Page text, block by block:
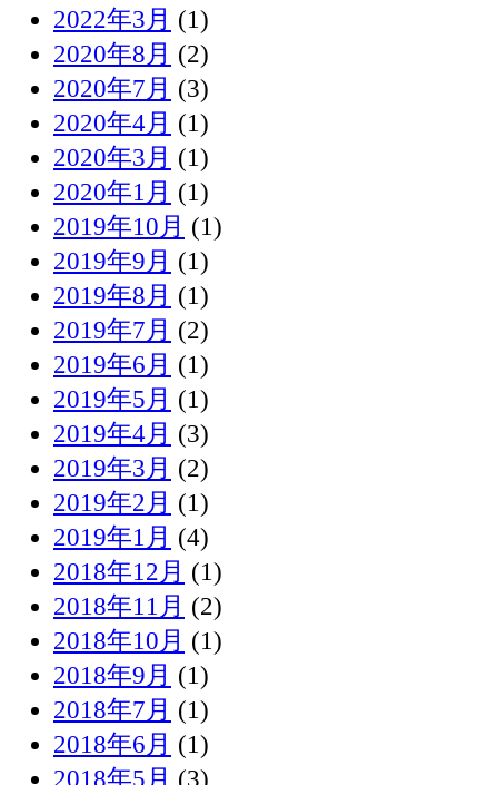
2022年3月 (1)
2020年8月 (2)
2020年7月 (3)
2020年4月 (1)
2020年3月 (1)
2020年1月 (1)
2019年10月 (1)
2019年9月 (1)
2019年8月 (1)
2019年7月 (2)
2019年6月 (1)
2019年5月 (1)
2019年4月 (3)
2019年3月 (2)
2019年2月 (1)
2019年1月 (4)
2018年12月 (1)
2018年11月 (2)
2018年10月 (1)
2018年9月 (1)
2018年7月 (1)
2018年6月 (1)
2018年5月 (3)